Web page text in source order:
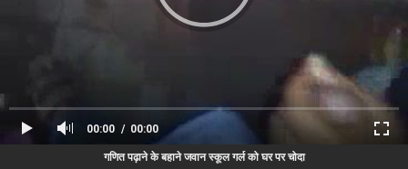
00:00 00:00
Close Adगणित पढ़ाने के बहाने जवान स्कूल गर्ल को घर पर चोदा